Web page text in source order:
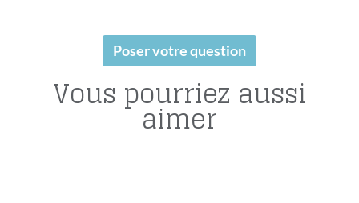
Poser votre question
Vous pourriez aussi
aimer